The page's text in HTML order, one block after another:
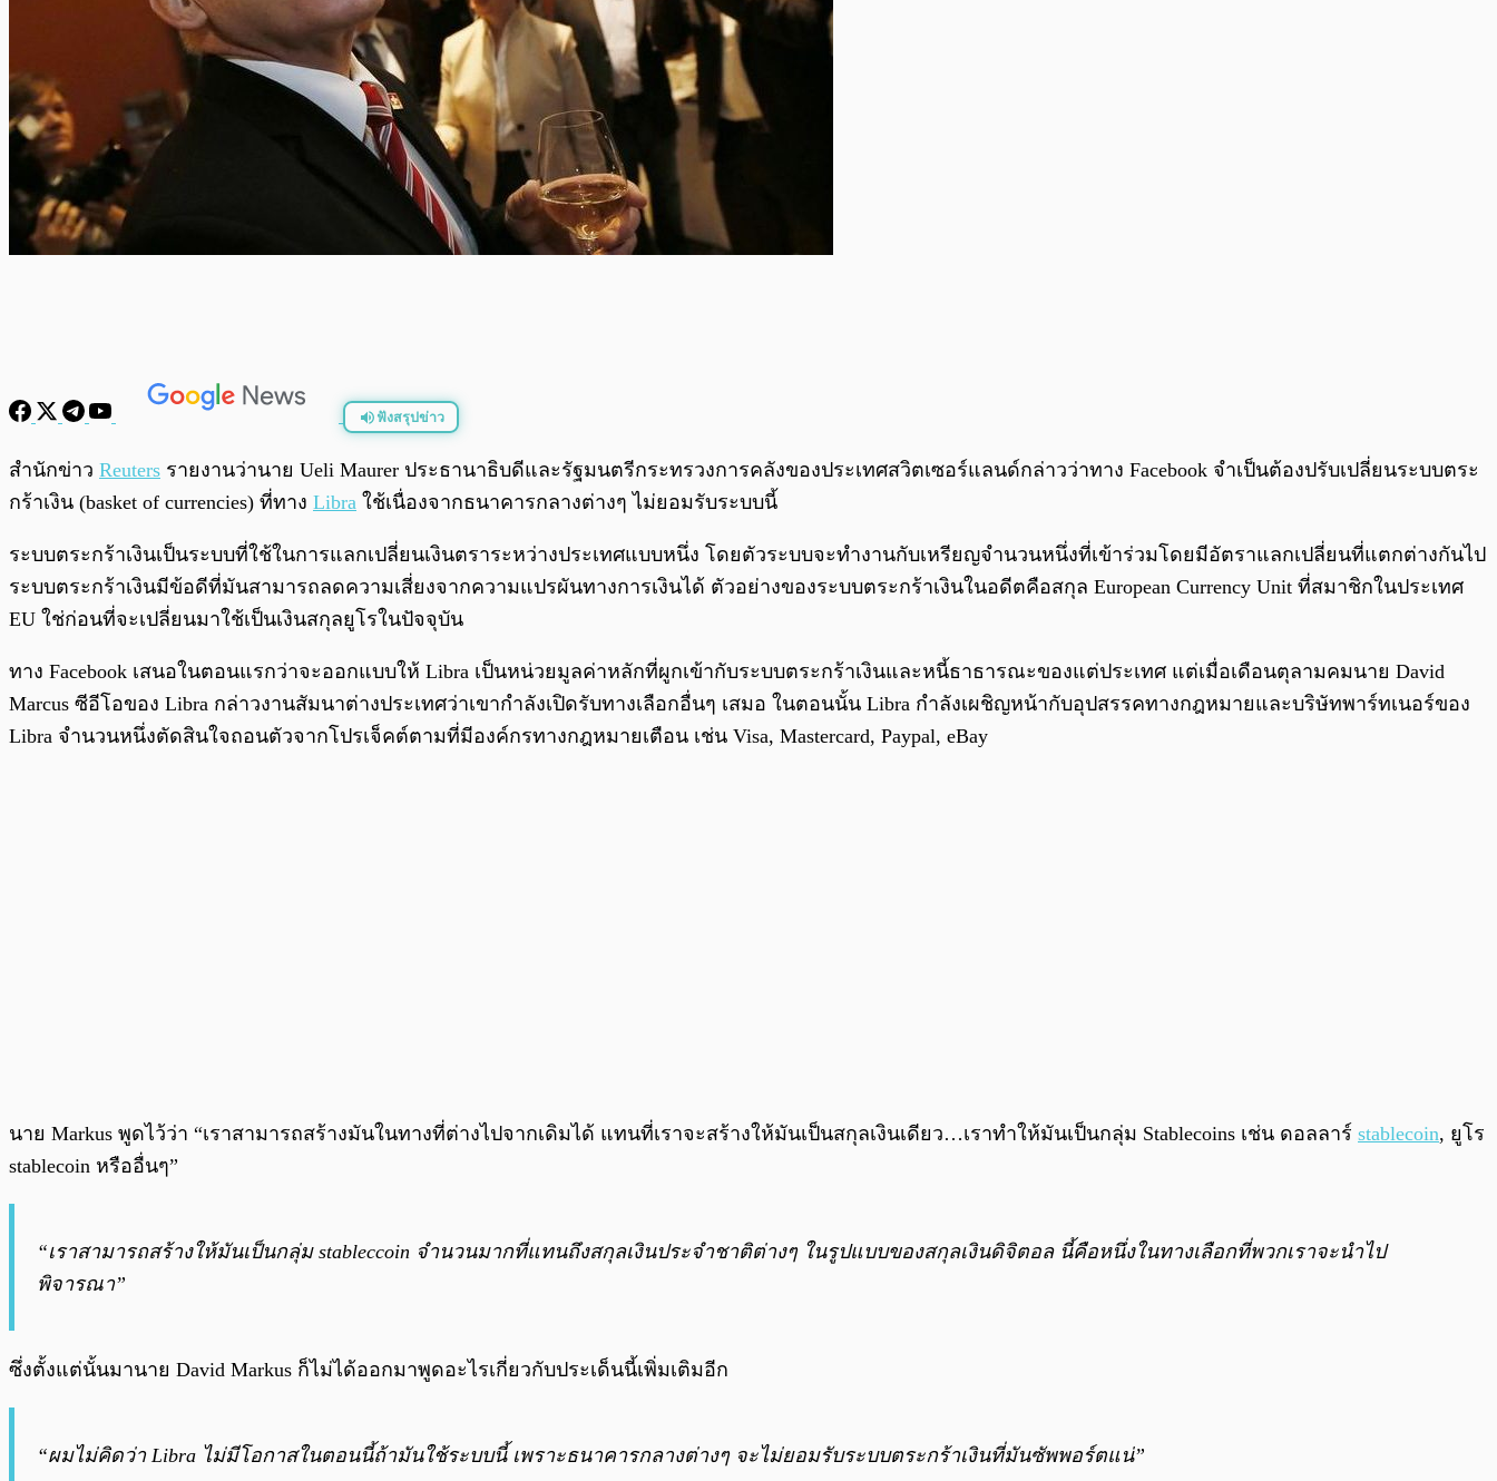
ฟังสรุปข่าว
พร้อมเล่น 0:00/
สำนักข่าว Reuters รายงานว่านาย Ueli Maurer ประธานาธิบดีและรัฐมนตรีกระทรวงการคลังของประเทศสวิตเซอร์แลนด์กล่าวว่าทาง Facebook จำเป็นต้องปรับเปลี่ยนระบบตระ
กร้าเงิน (basket of currencies) ที่ทาง Libra ใช้เนื่องจากธนาคารกลางต่างๆ ไม่ยอมรับระบบนี้
ระบบตระกร้าเงินเป็นระบบที่ใช้ในการแลกเปลี่ยนเงินตราระหว่างประเทศแบบหนึ่ง โดยตัวระบบจะทำงานกับเหรียญจำนวนหนึ่งที่เข้าร่วมโดยมีอัตราแลกเปลี่ยนที่แตกต่างกันไป
ระบบตระกร้าเงินมีข้อดีที่มันสามารถลดความเสี่ยงจากความแปรผันทางการเงินได้ ตัวอย่างของระบบตระกร้าเงินในอดีตคือสกุล European Currency Unit ที่สมาชิกในประเทศ
EU ใช่ก่อนที่จะเปลี่ยนมาใช้เป็นเงินสกุลยูโรในปัจจุบัน
ทาง Facebook เสนอในตอนแรกว่าจะออกแบบให้ Libra เป็นหน่วยมูลค่าหลักที่ผูกเข้ากับระบบตระกร้าเงินและหนี้ธาธารณะของแต่ประเทศ แต่เมื่อเดือนตุลามคมนาย David
Marcus ซีอีโอของ Libra กล่าวงานสัมนาต่างประเทศว่าเขากำลังเปิดรับทางเลือกอื่นๆ เสมอ ในตอนนั้น Libra กำลังเผชิญหน้ากับอุปสรรคทางกฎหมายและบริษัทพาร์ทเนอร์ของ
Libra จำนวนหนึ่งตัดสินใจถอนตัวจากโปรเจ็คต์ตามที่มีองค์กรทางกฎหมายเตือน เช่น Visa, Mastercard, Paypal, eBay
นาย Markus พูดไว้ว่า “เราสามารถสร้างมันในทางที่ต่างไปจากเดิมได้ แทนที่เราจะสร้างให้มันเป็นสกุลเงินเดียว…เราทำให้มันเป็นกลุ่ม Stablecoins เช่น ดอลลาร์ stablecoin, ยูโร
stablecoin หรืออื่นๆ”
“เราสามารถสร้างให้มันเป็นกลุ่ม stableccoin จำนวนมากที่แทนถึงสกุลเงินประจำชาติต่างๆ ในรูปแบบของสกุลเงินดิจิตอล นี้คือหนึ่งในทางเลือกที่พวกเราจะนำไป
พิจารณา”
ซึ่งตั้งแต่นั้นมานาย David Markus ก็ไม่ได้ออกมาพูดอะไรเกี่ยวกับประเด็นนี้เพิ่มเติมอีก
“ผมไม่คิดว่า Libra ไม่มีโอกาสในตอนนี้ถ้ามันใช้ระบบนี้ เพราะธนาคารกลางต่างๆ จะไม่ยอมรับระบบตระกร้าเงินที่มันซัพพอร์ตแน่”